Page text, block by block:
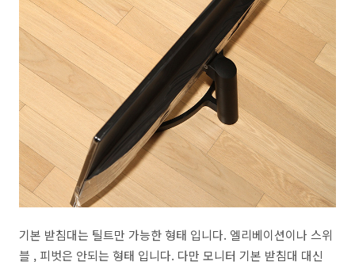
기본 받침대는 틸트만 가능한 형태 입니다. 엘리베이션이나 스위
블 , 피벗은 안되는 형태 입니다. 다만 모니터 기본 받침대 대신